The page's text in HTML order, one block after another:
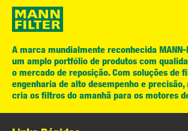
A marca mundialmente reconhecida MANN-
um amplo portfólio de produtos com
o mercado de reposição. Com soluções de
engenharia de alto desempenho e precisão,
cria os filtros do amanhã para os motores